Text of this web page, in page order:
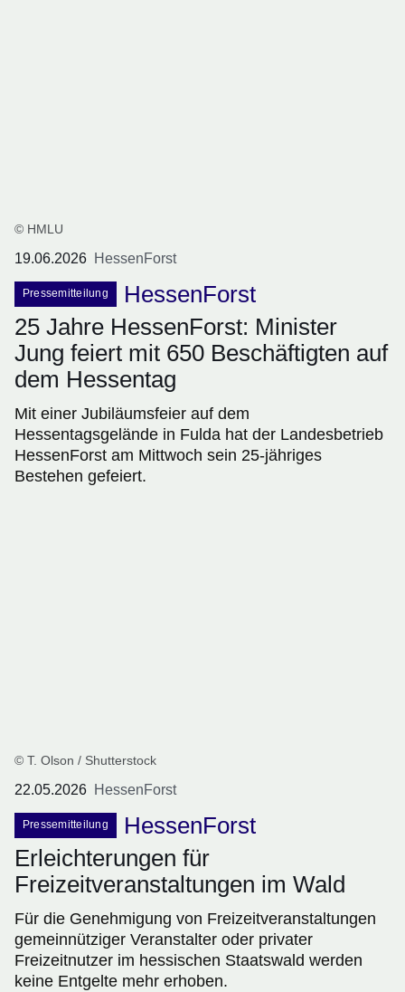
© HMLU
19.06.2026 HessenForst
Pressemitteilung
HessenForst
25 Jahre HessenForst: Minister
Jung feiert mit 650 Beschäftigten auf
dem Hessentag
Mit einer Jubiläumsfeier auf dem
Hessentagsgelände in Fulda hat der Landesbetrieb
HessenForst am Mittwoch sein 25-jähriges
Bestehen gefeiert.
© T. Olson / Shutterstock
22.05.2026 HessenForst
Pressemitteilung
HessenForst
Erleichterungen für
Freizeitveranstaltungen im Wald
Für die Genehmigung von Freizeitveranstaltungen
gemeinnütziger Veranstalter oder privater
Freizeitnutzer im hessischen Staatswald werden
keine Entgelte mehr erhoben.